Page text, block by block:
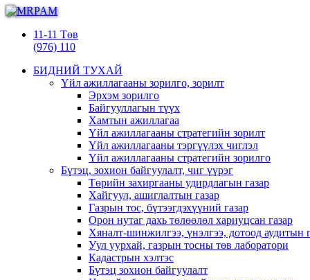
11-11 Төв
(976) 110
БИДНИЙ ТУХАЙ
Үйл ажиллагааны зорилго, зорилт
Эрхэм зорилго
Байгууллагын түүх
Хамтын ажиллагаа
Үйл ажиллагааны стратегийн зорилт
Үйл ажиллагааны тэргүүлэх чиглэл
Үйл ажиллагааны стратегийн зорилго
Бүтэц, зохион байгуулалт, чиг үүрэг
Төрийн захиргааны удирдлагын газар
Хайгуул, ашиглалтын газар
Газрын тос, бүтээгдэхүүний газар
Орон нутаг дахь төлөөлөл хариуцсан газар
Хяналт-шинжилгээ, үнэлгээ, дотоод аудитын
Уул уурхай, газрын тосны төв лаборатори
Кадастрын хэлтэс
Бүтэц зохион байгуулалт